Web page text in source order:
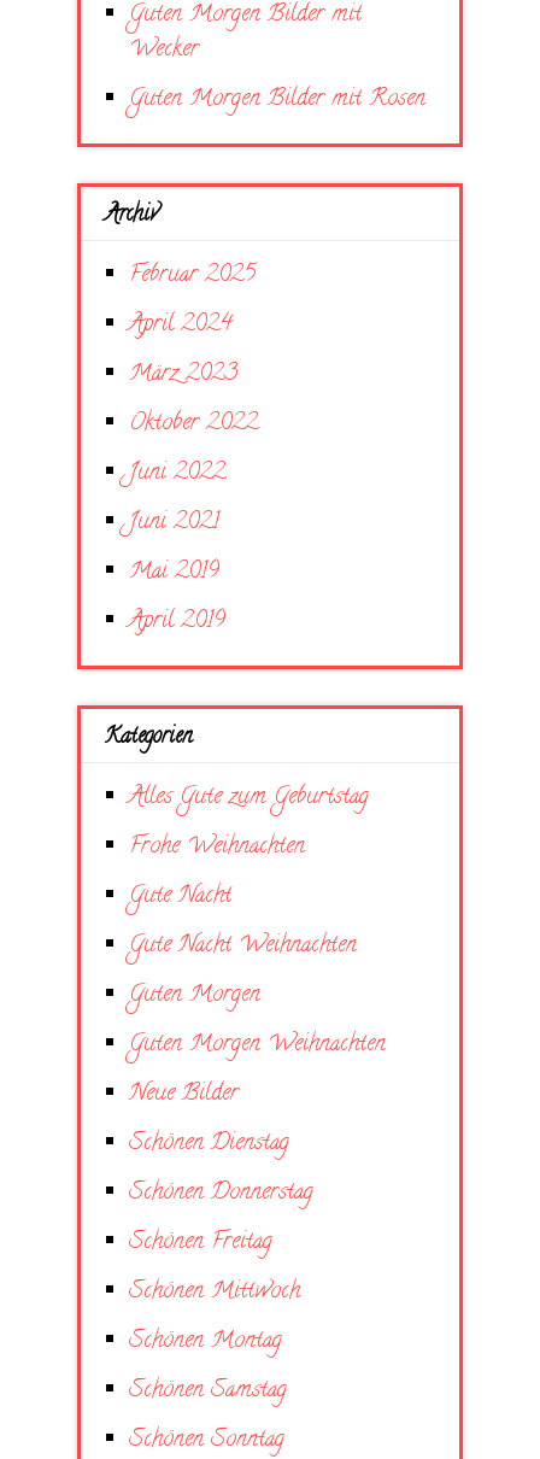
Guten Morgen Bilder mit
Wecker
Guten Morgen Bilder mit Rosen
Archiv
Februar 2025
April 2024
März 2023
Oktober 2022
Juni 2022
Juni 2021
Mai 2019
April 2019
Kategorien
Alles Gute zum Geburtstag
Frohe Weihnachten
Gute Nacht
Gute Nacht Weihnachten
Guten Morgen
Guten Morgen Weihnachten
Neue Bilder
Schönen Dienstag
Schönen Donnerstag
Schönen Freitag
Schönen Mittwoch
Schönen Montag
Schönen Samstag
Schönen Sonntag